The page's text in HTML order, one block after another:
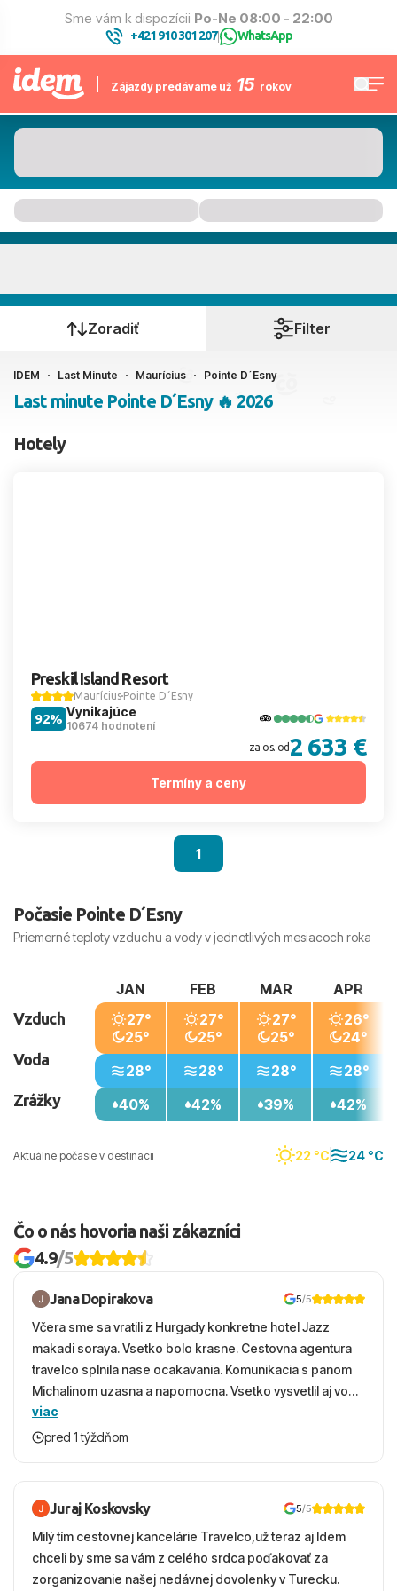
Sme vám k dispozícii Po-Ne 08:00 - 22:00
+421 910 301 207| WhatsApp
Zájazdy predávame už 15 rokov
Kedy cestujete?
Ako cestujete?
2 dospelí, 0 deti
Zoradiť Filter
IDEM Last Minute Maurícius Pointe D´Esny
Last minute Pointe D´Esny 🔥 2026
Hotely
Preskil Island Resort
Maurícius Pointe D´Esny
Vynikajúce
10674 hodnotení
92%
za os. od2 633 €
Termíny a ceny
1
Počasie Pointe D´Esny
Priemerné teploty vzduchu a vody v jednotlivých mesiacoch roka
Aktuálne počasie v destinacii 22 °C 24 °C
Vzduch
Voda
Zrážky
JAN
27°
25°
28°
40%
FEB
27°
25°
28°
42%
MAR
27°
25°
28°
39%
APR
26°
24°
28°
42%
Čo o nás hovoria naši zákazníci
4.9/5
Jana Dopirakova 5/5
Včera sme sa vratili z Hurgady konkretne hotel Jazz
makadi soraya. Vsetko bolo krasne. Cestovna agentura
travelco splnila nase ocakavania. Komunikacia s panom
Michalinom uzasna a napomocna. Vsetko vysvetlil aj vo
vecernych hodinach zaco sa ospravedlnujem. Hotel
krasny, cisty. Sluzby top. Strava, prostredie, more,
viac
pred 1 týždňom
Juraj Koskovsky 5/5
Milý tím cestovnej kancelárie Travelco,už teraz aj Idem
chceli by sme sa vám z celého srdca poďakovať za
zorganizovanie našej nedávnej dovolenky v Turecku.